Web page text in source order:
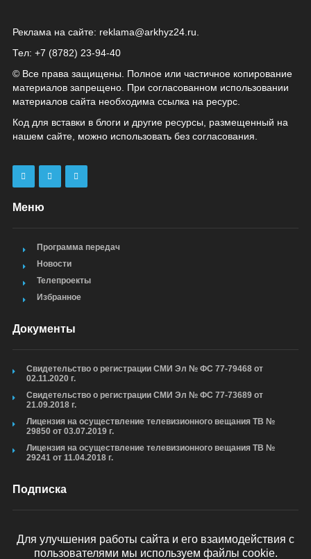
Реклама на сайте: reklama@arkhyz24.ru
Тел: +7 (8782) 23‑94‑40
© Все права защищены. Полное или частичное копирование
материалов запрещено. При согласованном использовании
материалов сайта необходима ссылка на ресурс.
Код для вставки в блоги и другие ресурсы, размещенный на
нашем сайте, можно использовать без согласования.
Меню
Программа передач
Новости
Телепроекты
Избранное
Документы
Свидетельство о регистрации СМИ Эл № ФС 77-79468 от
02.11.2020 г.
Свидетельство о регистрации СМИ Эл № ФС 77-73689 от
21.09.2018 г.
Лицензия на осуществление телевизионного вещания ТВ №
29850 от 03.07.2019 г.
Лицензия на осуществление телевизионного вещания ТВ №
29241 от 11.04.2018 г.
Подписка
ОТПРАВИТЬ
Для улучшения работы сайта и его взаимодействия с
пользователями мы используем файлы cookie.